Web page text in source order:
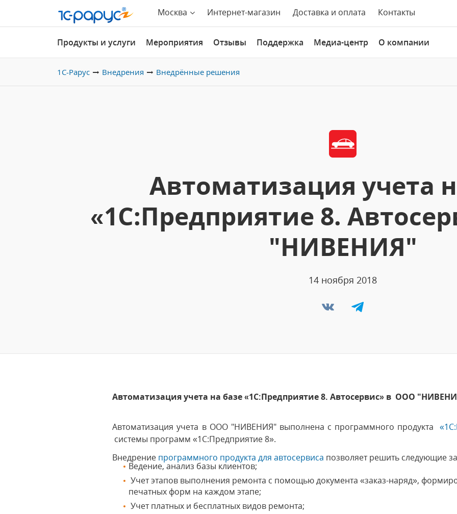
Москва Интернет-магазин Доставка и оплата Контакты
Продукты и услуги Мероприятия Отзывы Поддержка Медиа-центр О компании
1С-Рарус Внедрения Внедрённые решения
Автоматизация учета
«1С:Предприятие 8.
"НИВЕНИЯ"
14 ноября 2018
Автоматизация учета на базе «1С:Предприятие 8. Автосервис» в ООО
Автоматизация учета в ООО "НИВЕНИЯ" выполнена с программного продукта
системы программ «1С:Предприятие 8».
Внедрение программного продукта для автосервиса позволяет решить следующие
Ведение, анализ базы клиентов;
Учет этапов выполнения ремонта с помощью документа «заказ-наряд»,
печатных форм на каждом этапе;
Учет платных и бесплатных видов ремонта;